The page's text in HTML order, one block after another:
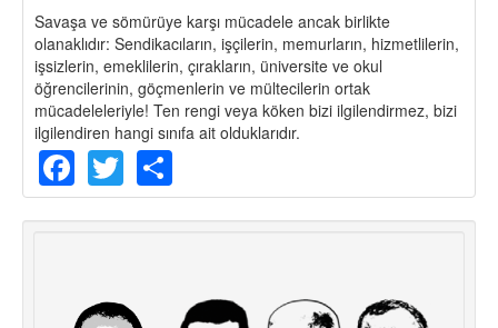
Savaşa ve sömürüye karşı mücadele ancak birlikte
olanaklıdır: Sendikacıların, işçilerin, memurların, hizmetlilerin,
işsizlerin, emeklilerin, çırakların, üniversite ve okul
öğrencilerinin, göçmenlerin ve mültecilerin ortak
mücadeleleriyle! Ten rengi veya köken bizi ilgilendirmez, bizi
ilgilendiren hangi sınıfa ait olduklarıdır.
Facebook
Twitter